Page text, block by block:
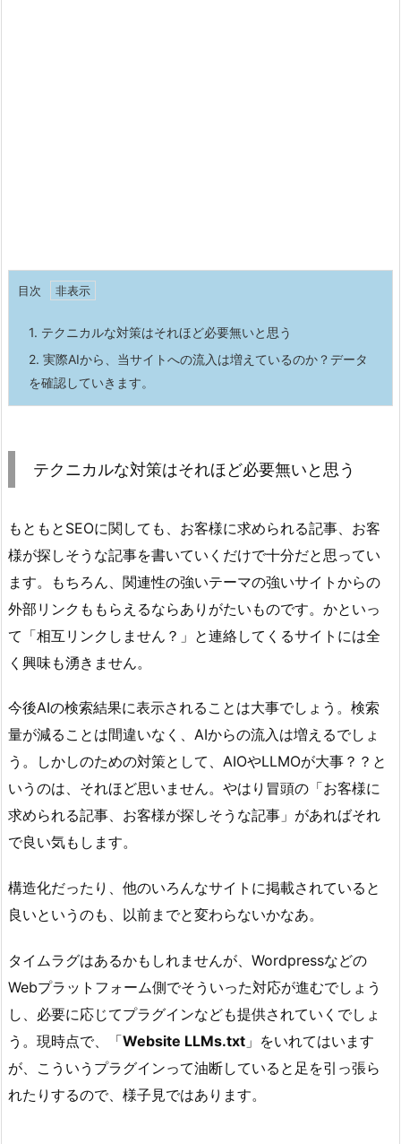
目次
1. テクニカルな対策はそれほど必要無いと思う
2. 実際AIから、当サイトへの流入は増えているのか？データ
を確認していきます。
テクニカルな対策はそれほど必要無いと思う
もともとSEOに関しても、お客様に求められる記事、お客
様が探しそうな記事を書いていくだけで十分だと思ってい
ます。もちろん、関連性の強いテーマの強いサイトからの
外部リンクももらえるならありがたいものです。かといっ
て「相互リンクしません？」と連絡してくるサイトには全
く興味も湧きません。
今後AIの検索結果に表示されることは大事でしょう。検索
量が減ることは間違いなく、AIからの流入は増えるでしょ
う。しかしのための対策として、AIOやLLMOが大事？？と
いうのは、それほど思いません。やはり冒頭の「お客様に
求められる記事、お客様が探しそうな記事」があればそれ
で良い気もします。
構造化だったり、他のいろんなサイトに掲載されていると
良いというのも、以前までと変わらないかなあ。
タイムラグはあるかもしれませんが、Wordpressなどの
Webプラットフォーム側でそういった対応が進むでしょう
し、必要に応じてプラグインなども提供されていくでしょ
う。現時点で、「Website LLMs.txt 」をいれてはいます
が、こういうプラグインって油断していると足を引っ張ら
れたりするので、様子見ではあります。